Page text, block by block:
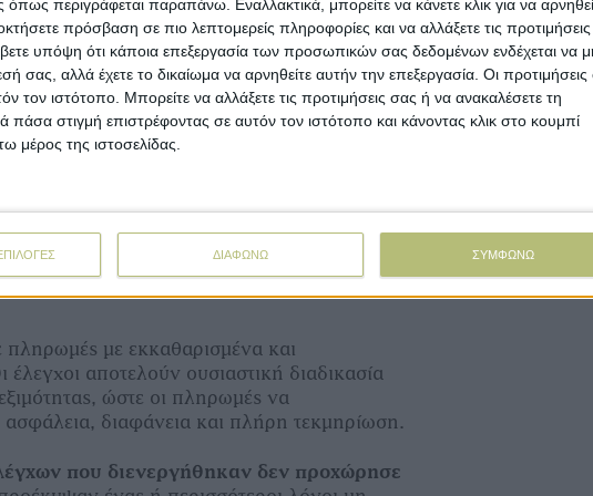
περιγράφεται παραπάνω. Εναλλακτικά, μπορείτε να κάνετε κλικ για να
πρόσβαση σε πιο λεπτομερείς πληροφορίες και να αλλάξετε τις
υπόψη ότι κάποια επεξεργασία των προσωπικών σας δεδομένων ενδέχεται να
σας, αλλά έχετε το δικαίωμα να αρνηθείτε αυτήν την επεξεργασία. Οι
τον ιστότοπο. Μπορείτε να αλλάξετε τις προτιμήσεις σας ή να ανακαλέσετε τη
στιγμή επιστρέφοντας σε αυτόν τον ιστότοπο και κάνοντας κλικ στο κουμπί
μέρος της ιστοσελίδας.
ΔΙΑΦΩΝΩ ΣΥΜΦΩΝΩ
ενισχύσεις για τη βασική, την
γεωργούς νεαρής ηλικίας, καθώς και για
το σκληρό και μαλακό σιτάρι, το κριθάρι, το
η βιομηχανική τομάτα, τα πορτοκάλια προς
όσπρια, οι σπόροι προς σπορά, η
μήλα, η κτηνοτροφική σόγια, καθώς και οι
στον τομέα του πρόβειου, αιγείου και
πίνακα πληρωμών κατωτέρω).
ψηφιακών και διασταυρωτικών
με εκκαθαρισμένα και
αποτελούν ουσιαστική διαδικασία
ώστε οι πληρωμές να
ασφάλεια, διαφάνεια και πλήρη τεκμηρίωση.
που διενεργήθηκαν δεν προχώρησε